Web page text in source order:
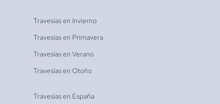
Travesías en Invierno
Travesías en Primavera
Travesías en Verano
Travesías en Otoño
Travesías en España